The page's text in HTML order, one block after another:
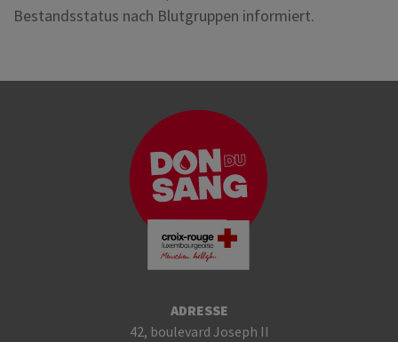
Bestandsstatus nach Blutgruppen informiert.
ADRESSE
42, boulevard Joseph II